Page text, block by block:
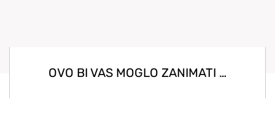
OVO BI VAS MOGLO ZANIMATI …